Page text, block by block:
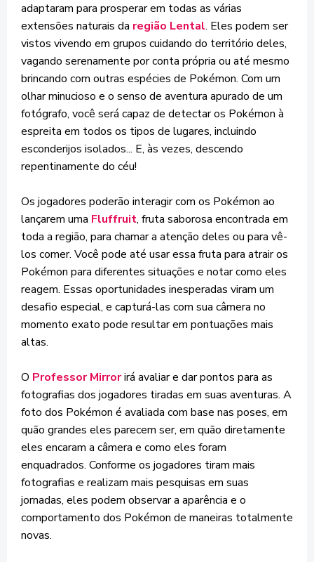
adaptaram para prosperar em todas as várias
extensões naturais da região Lental. Eles podem ser
vistos vivendo em grupos cuidando do território deles,
vagando serenamente por conta própria ou até mesmo
brincando com outras espécies de Pokémon. Com um
olhar minucioso e o senso de aventura apurado de um
fotógrafo, você será capaz de detectar os Pokémon à
espreita em todos os tipos de lugares, incluindo
esconderijos isolados... E, às vezes, descendo
repentinamente do céu!
Os jogadores poderão interagir com os Pokémon ao
lançarem uma Fluffruit, fruta saborosa encontrada em
toda a região, para chamar a atenção deles ou para vê-
los comer. Você pode até usar essa fruta para atrair os
Pokémon para diferentes situações e notar como eles
reagem. Essas oportunidades inesperadas viram um
desafio especial, e capturá-las com sua câmera no
momento exato pode resultar em pontuações mais
altas.
O Professor Mirrorirá avaliar e dar pontos para as
fotografias dos jogadores tiradas em suas aventuras. A
foto dos Pokémon é avaliada com base nas poses, em
quão grandes eles parecem ser, em quão diretamente
eles encaram a câmera e como eles foram
enquadrados. Conforme os jogadores tiram mais
fotografias e realizam mais pesquisas em suas
jornadas, eles podem observar a aparência e o
comportamento dos Pokémon de maneiras totalmente
novas.